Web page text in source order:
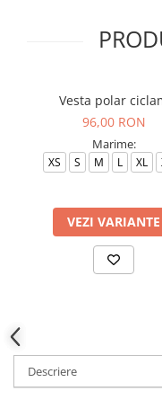
Vesta polar
96,00 RON
Marime:
XS S M L XL
VEZI VARIANTE
Descriere